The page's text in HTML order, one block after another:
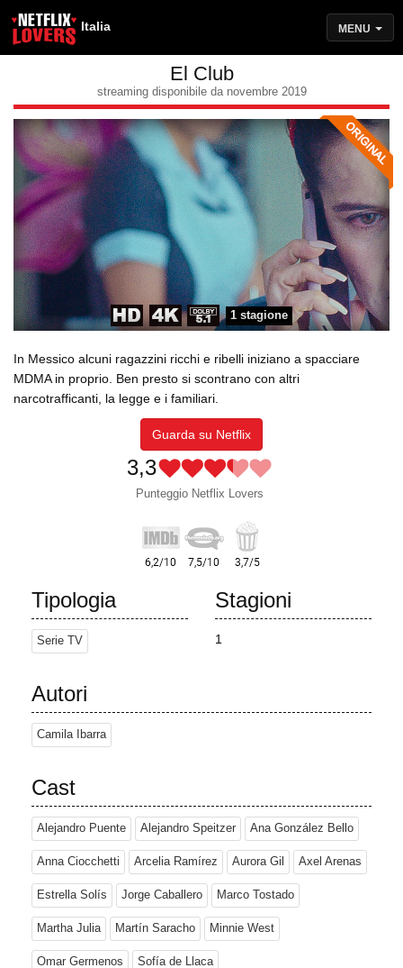
Italia MENU
El Club
streaming disponibile da novembre 2019
1 stagione
In Messico alcuni ragazzini ricchi e ribelli iniziano a spacciare
MDMA in proprio. Ben presto si scontrano con altri
narcotrafficanti, la legge e i familiari.
Guarda su Netflix
3,3
Punteggio Netflix Lovers
Tipologia
Serie TV
Stagioni
1
Autori
Camila Ibarra
Cast
Alejandro Puente Alejandro Speitzer Ana González Bello
Anna Ciocchetti Arcelia Ramírez Aurora Gil Axel Arenas
Estrella Solís Jorge Caballero Marco Tostado
Martha Julia Martín Saracho Minnie West
Omar Germenos Sofía de Llaca